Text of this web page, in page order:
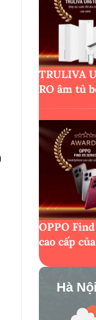
TRULIVA
RO âm tủ
OPPO
cao cấp
Hà Nội